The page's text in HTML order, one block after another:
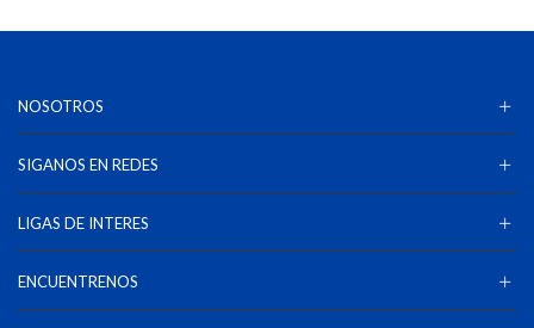
NOSOTROS
SIGANOS EN REDES
LIGAS DE INTERES
ENCUENTRENOS